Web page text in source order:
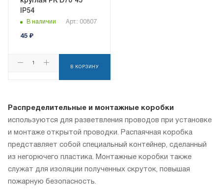
IP54
В наличии Арт.: 00807
45₽
В КОРЗИНУ
Распределительные и монтажные коробки
используются для разветвления проводов при установке
и монтаже открытой проводки. Распаячная коробка
представляет собой специальный контейнер, сделанный
из негорючего пластика. Монтажные коробки также
служат для изоляции полученных скруток, повышая
пожарную безопасность.